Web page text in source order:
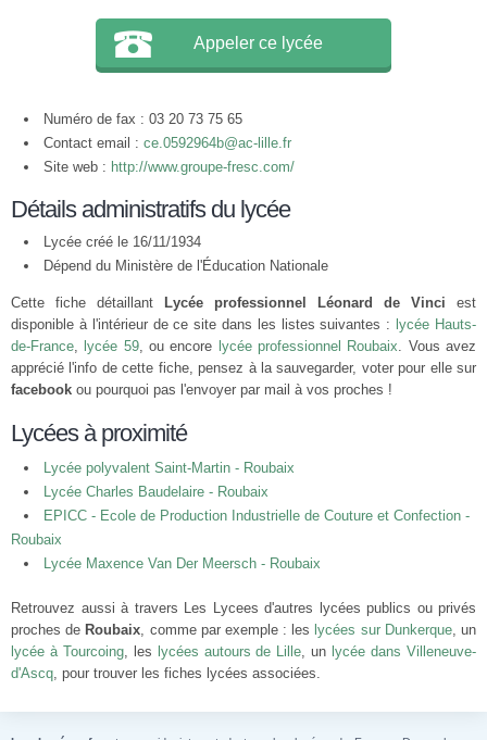
Appeler ce lycée
Numéro de fax : 03 20 73 75 65
Contact email : ce.0592964b@ac-lille.fr
Site web : http://www.groupe-fresc.com/
Détails administratifs du lycée
Lycée créé le 16/11/1934
Dépend du Ministère de l'Éducation Nationale
Cette fiche détaillant Lycée professionnel Léonard de Vinci est
disponible à l'intérieur de ce site dans les listes suivantes : lycée Hauts-
de-France, lycée 59, ou encore lycée professionnel Roubaix. Vous avez
apprécié l'info de cette fiche, pensez à la sauvegarder, voter pour elle sur
facebook ou pourquoi pas l'envoyer par mail à vos proches !
Lycées à proximité
Lycée polyvalent Saint-Martin - Roubaix
Lycée Charles Baudelaire - Roubaix
EPICC - Ecole de Production Industrielle de Couture et Confection -
Roubaix
Lycée Maxence Van Der Meersch - Roubaix
Retrouvez aussi à travers Les Lycees d'autres lycées publics ou privés
proches de Roubaix, comme par exemple : les lycées sur Dunkerque, un
lycée à Tourcoing, les lycées autours de Lille, un lycée dans Villeneuve-
d'Ascq, pour trouver les fiches lycées associées.